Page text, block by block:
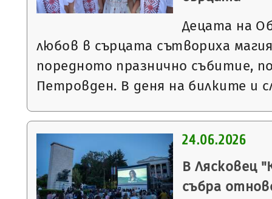
Децата на
любов в сърцата сътвориха
поредното празнично събитие,
Петровден. В деня на билките и
24.06.2026
В Лясковец
събра